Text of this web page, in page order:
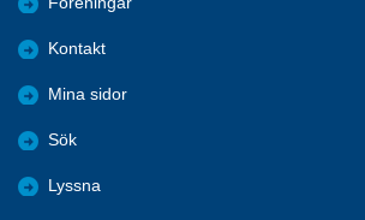
Kontakt
Mina sidor
Sök
Lyssna